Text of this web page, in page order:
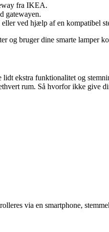
fra IKEA.
gatewayen.
ved hjælp af en kompatibel
og bruger dine smarte lamper
ekstra funktionalitet og
rum. Så hvorfor ikke give
via en smartphone,